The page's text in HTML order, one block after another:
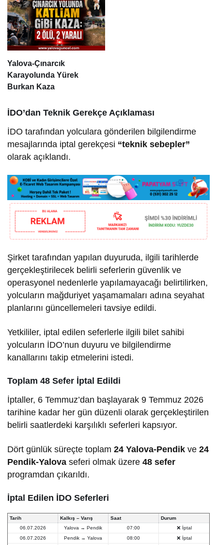
Yalova-Çınarcık
Karayolunda Yürek
Burkan Kaza
İDO’dan Teknik Gerekçe Açıklaması
İDO tarafından yolculara gönderilen bilgilendirme
mesajlarında iptal gerekçesi “teknik sebepler”
olarak açıklandı.
Şirket tarafından yapılan duyuruda, ilgili tarihlerde
gerçekleştirilecek belirli seferlerin güvenlik ve
operasyonel nedenlerle yapılamayacağı belirtilirken,
yolcuların mağduriyet yaşamamaları adına seyahat
planlarını güncellemeleri tavsiye edildi.
Yetkililer, iptal edilen seferlerle ilgili bilet sahibi
yolcuların İDO’nun duyuru ve bilgilendirme
kanallarını takip etmelerini istedi.
Toplam 48 Sefer İptal Edildi
İptaller, 6 Temmuz’dan başlayarak 9 Temmuz 2026
tarihine kadar her gün düzenli olarak gerçekleştirilen
belirli saatlerdeki karşılıklı seferleri kapsıyor.
Dört günlük süreçte toplam24 Yalova-Pendik ve24
Pendik-Yalova seferi olmak üzere48 sefer
programdan çıkarıldı.
İptal Edilen İDO Seferleri
Tarih Kalkış – Varış Saat
Durum
06.07.2026
Yalova → Pendik 07:00
❌ İptal
06.07.2026
Pendik → Yalova 08:00 ❌ İptal